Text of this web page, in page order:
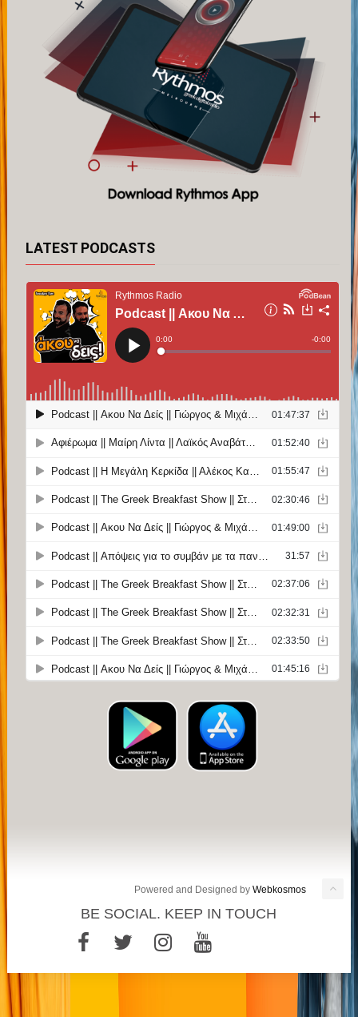
LATEST PODCASTS
Powered and Designed byWebkosmos
BE SOCIAL. KEEP IN TOUCH